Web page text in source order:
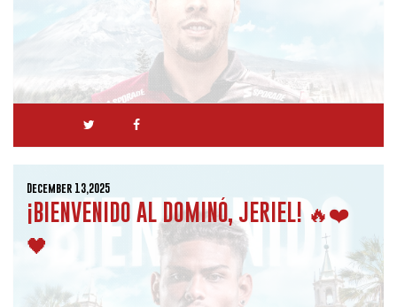
December 13,2025
¡BIENVENIDO AL DOMINÓ, JERIEL! 🔥❤️
🖤